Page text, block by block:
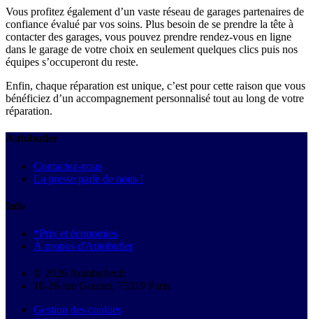
Vous profitez également d’un vaste réseau de garages partenaires de
confiance évalué par vos soins. Plus besoin de se prendre la tête à
contacter des garages, vous pouvez prendre rendez-vous en ligne
dans le garage de votre choix en seulement quelques clics puis nos
équipes s’occuperont du reste.
Enfin, chaque réparation est unique, c’est pour cette raison que vous
bénéficiez d’un accompagnement personnalisé tout au long de votre
réparation.
Autobutler
Contactez-nous
La presse parle de nous !
Info
*Prix et économies
À propos d'Autobutler
© 2026 Autobutler.fr
18-26 rue Goubet, 75019 Paris
Gestion des cookies